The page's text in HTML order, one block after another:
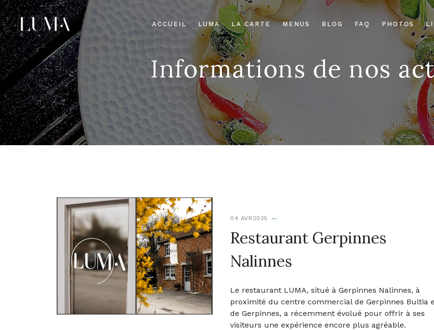
ACCUEIL LUMA LA CARTE MENUS BLOG FAQ PHOTOS
Informations de nos
04 AVR2025
Restaurant Gerpinnes
Nalinnes
Le restaurant LUMA, situé à Gerpinnes Nalinnes, à
proximité du centre commercial de Gerpinnes Bultia
de Gerpinnes, a récemment évolué pour offrir à ses
visiteurs une expérience encore plus agréable.